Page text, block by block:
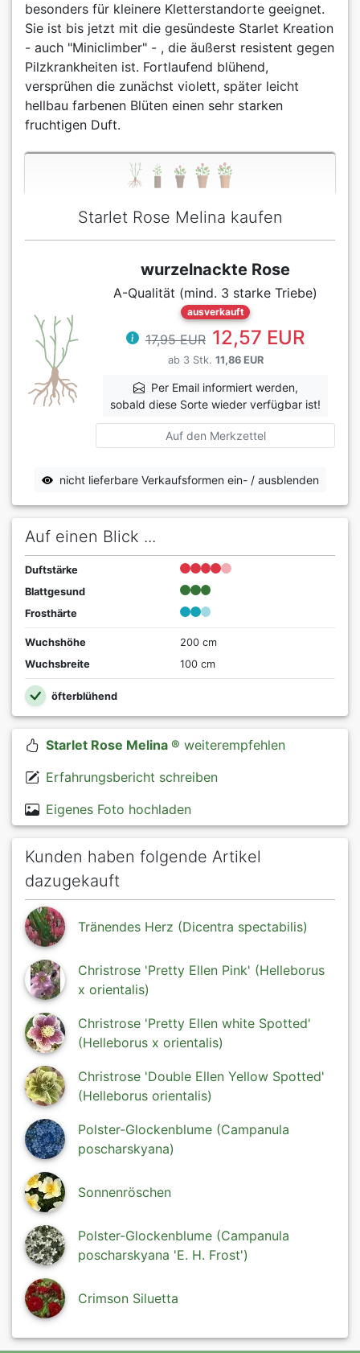
besonders für kleinere Kletterstandorte geeignet.
Sie ist bis jetzt mit die gesündeste Starlet Kreation
- auch "Miniclimber" - , die äußerst resistent gegen
Pilzkrankheiten ist. Fortlaufend blühend,
versprühen die zunächst violett, später leicht
hellbau farbenen Blüten einen sehr starken
fruchtigen Duft.
Starlet Rose Melina kaufen
wurzelnackte Rose
A-Qualität (mind. 3 starke Triebe)
ausverkauft
17,95 EUR 12,57 EUR
ab 3 Stk. 11,86 EUR
Per Email informiert werden,
sobald diese Sorte wieder verfügbar ist!
Auf den Merkzettel
nicht lieferbare Verkaufsformen ein- / ausblenden
Auf einen Blick ...
Duftstärke
Blattgesund
Frosthärte
Wuchshöhe
200 cm
Wuchsbreite
100 cm
öfterblühend
Starlet Rose Melina ® weiterempfehlen
Erfahrungsbericht schreiben
Eigenes Foto hochladen
Kunden haben folgende Artikel
dazugekauft
Tränendes Herz (Dicentra spectabilis)
Christrose 'Pretty Ellen Pink' (Helleborus
x orientalis)
Christrose 'Pretty Ellen white Spotted'
(Helleborus x orientalis)
Christrose 'Double Ellen Yellow Spotted'
(Helleborus orientalis)
Polster-Glockenblume (Campanula
poscharskyana)
Sonnenröschen
Polster-Glockenblume (Campanula
poscharskyana 'E. H. Frost')
Crimson Siluetta